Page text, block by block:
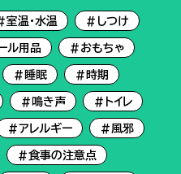
室温・水温 #しつけ
ル用品 #おもちゃ
#睡眠 #時期
#鳴き声 #トイレ
#アレルギー #風邪
#食事の注意点